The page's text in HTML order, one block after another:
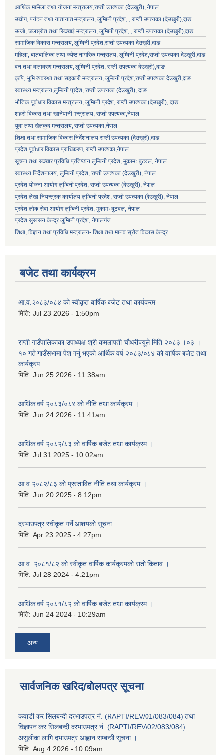
आर्थिक मामिला तथा योजना मन्त्रालय,राप्ती उपत्यका (देउखुरी), नेपाल
उद्योग, पर्यटन तथा यातायात मन्त्रालय, लुम्बिनी प्रदेश, , राप्ती उपत्यका (देउखुरी),दाङ
ऊर्जा, जलस्रोत तथा सिञ्चाई मन्त्रालय, लुम्बिनी प्रदेश, , राप्ती उपत्यका (देउखुरी),दाङ
सामाजिक विकास मन्‍‍त्रालय, लुम्बिनी प्रदेश,राप्ती उपत्यका देउखुरी,दाङ
महिला, बालबालिका तथा ज्येष्ठ नागरिक मन्त्रालय, लुम्बिनी प्रदेश,राप्ती उपत्यका देउखुरी,दाङ
वन तथा वातावरण मन्त्रालय, लुम्बिनी प्रदेश, राप्ती उपत्यका देउखुरी),दाङ
कृषि, भूमि व्यवस्था तथा सहकारी मन्त्रालय, लुम्बिनी प्रदेश,राप्ती उपत्यका देउखुरी,दाङ
स्वास्थ्य मन्त्रालय,लुम्बिनी प्रदेश, राप्ती उपत्यका (देउखुरी), दाङ
भौतिक पूर्वाधार विकास मन्त्रालय, लुम्बिनी प्रदेश, राप्ती उपत्यका (देउखुरी), दाङ
शहरी विकास तथा खानेपानी मन्त्रालय, राप्ती उपत्यका,नेपाल
युवा तथा खेलकुद मन्त्रालय, राप्ती उपत्यका,नेपाल
शिक्षा तथा सामाजिक विकास निर्देशनालय राप्ती उपत्यका (देउखुरी),दाङ
प्रदेश पूर्वाधार विकास प्राधिकरण, राप्ती उपत्यका,नेपाल
सूचना तथा सञ्चार प्रविधि प्रतिष्ठान लुम्बिनी प्रदेश, मुकामः बुटवल, नेपाल
स्वास्थ्य निर्देशनालय, लुम्बिनी प्रदेश, राप्ती उपत्यका (देउखुरी), नेपाल
प्रदेश योजना आयोग लुम्बिनी प्रदेश, राप्ती उपत्यका (देउखुरी), नेपाल
प्रदेश लेखा नियन्त्रक कार्यालय लुम्बिनी प्रदेश, राप्ती उपत्यका (देउखुरी), नेपाल
प्रदेश लोक सेवा आयोग लुम्बिनी प्रदेश, मुकामः बुटवल, नेपाल
प्रदेश सुसासन केन्द्र लुम्बिनी प्रदेश, नेपालगंज
शिक्षा, विज्ञान तथा प्रविधि मन्त्रालय- शिक्षा तथा मानव स्रोत विकास केन्द्र
बजेट तथा कार्यक्रम
आ.व.२०८३/०८४ को स्वीकृत बार्षिक बजेट तथा कार्यक्रम
मिति: Jul 23 2026 - 1:50pm
राप्ती गाउँपालिकाका उपाध्यक्ष श्री कमलापती चौधरीज्यूले मिति २०८३ ।०३ ।
१० गते गाउँसभामा पेश गर्नु भएको आर्थिक वर्ष २०८३/०८४ को वार्षिक बजेट तथा
कार्यक्रम
मिति: Jun 25 2026 - 11:38am
आर्थिक वर्ष २०८३/०८४ को नीति तथा कार्यक्रम ।
मिति: Jun 24 2026 - 11:41am
आर्थिक वर्ष २०८२/८३ को वार्षिक बजेट तथा कार्यक्रम ।
मिति: Jul 31 2025 - 10:02am
आ.व.२०८२/८३ को प्रस्तावित नीति तथा कार्यक्रम ।
मिति: Jun 20 2025 - 8:12pm
दरभाउपत्र स्वीकृत गर्ने आशयकाे सूचना
मिति: Apr 23 2025 - 4:27pm
आ.व. २०८१/८२ को स्वीकृत वार्षिक कार्यक्रमको रातो किताव ।
मिति: Jul 28 2024 - 4:21pm
आर्थिक वर्ष २०८१/८२ को वार्षिक बजेट तथा कार्यक्रम ।
मिति: Jun 24 2024 - 10:29am
अन्य
सार्वजनिक खरिद/बोलपत्र सूचना
कवाडी कर सिलबन्दी दरभाउपत्र नं. (RAPTI/REV/01/083/084) तथा
विज्ञापन कर सिलबन्दी दरभाउपत्र नं. (RAPTI/REV/02/083/084)
असुलीका लागि दभाउपत्र आह्वान सम्बन्धी सूचना ।
मिति: Aug 4 2026 - 10:09am